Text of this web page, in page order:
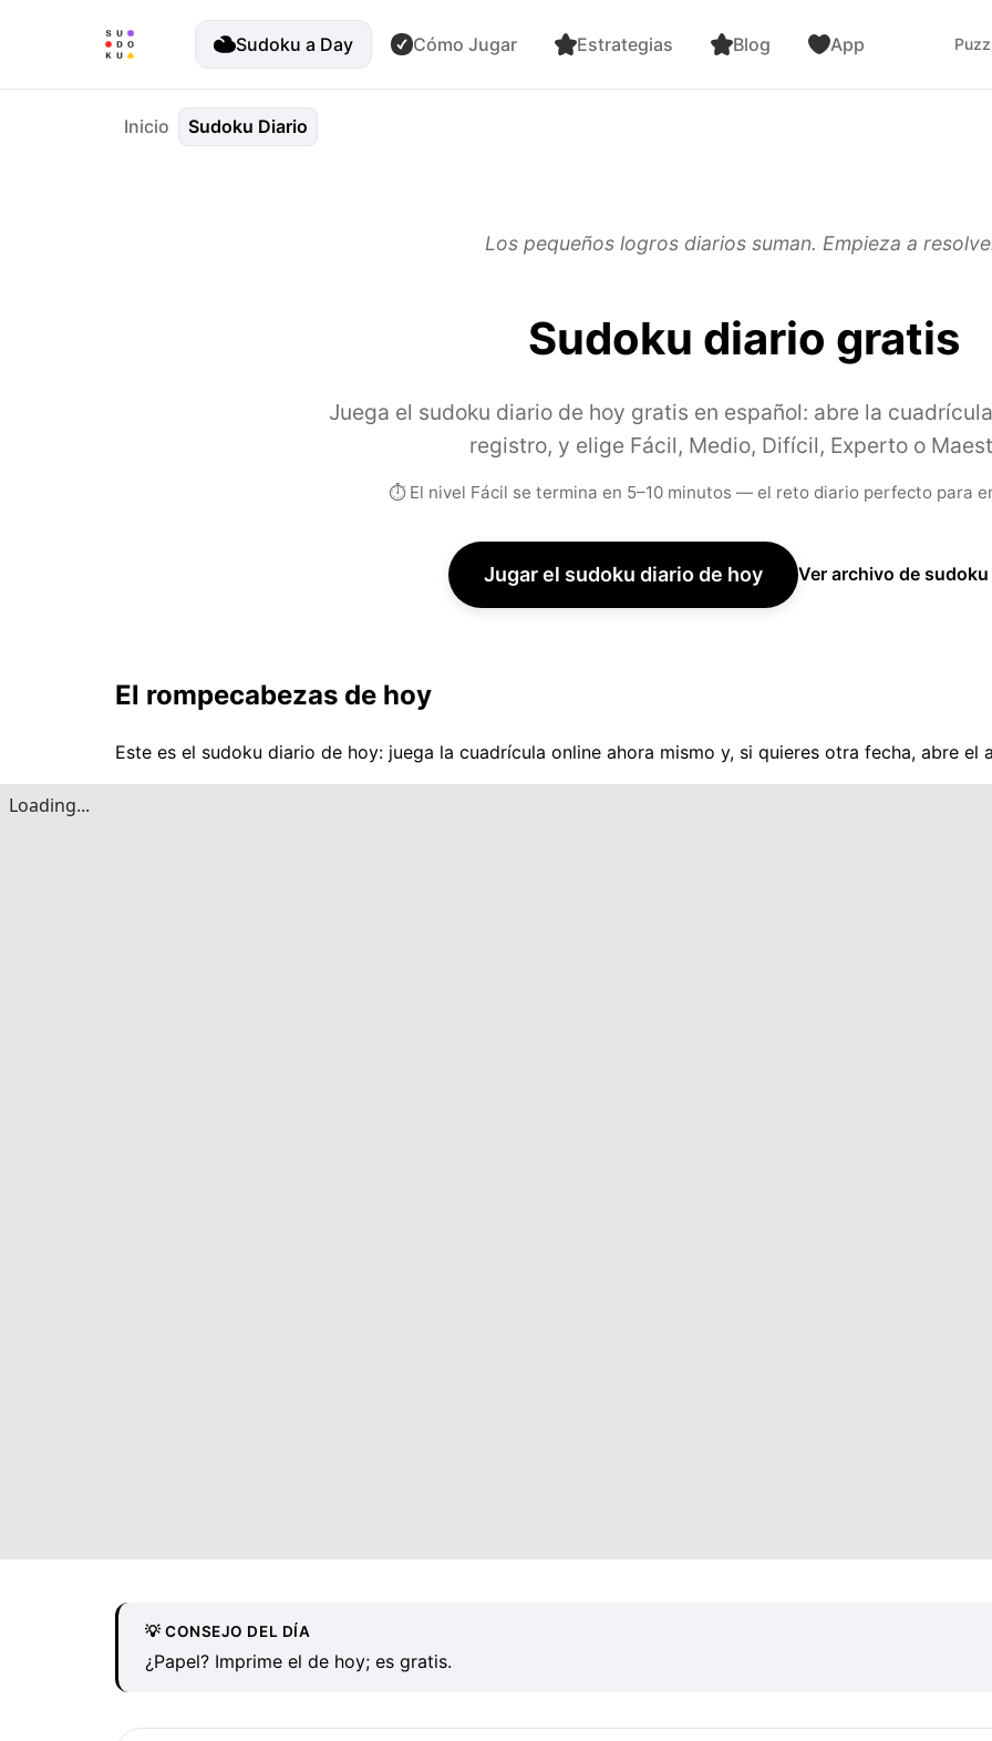
Sudoku a Day Cómo Jugar Estrategias Blog App
Inicio Sudoku Diario
Los pequeños logros diarios suman. Empieza a
Sudoku diario gratis
Juega el sudoku diario de hoy gratis en español: abre la
registro, y elige Fácil, Medio, Difícil, Experto o
⏱ El nivel Fácil se termina en 5–10 minutos — el reto diario perfecto para
Jugar el sudoku diario de hoy Ver archivo de
El rompecabezas de hoy
Este es el sudoku diario de hoy: juega la cuadrícula online ahora mismo y, si quieres otra fecha, abre el
💡 CONSEJO DEL DÍA
¿Papel? Imprime el de hoy; es gratis.